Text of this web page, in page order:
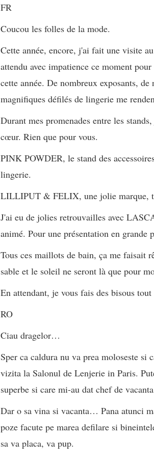
FR
Coucou les folles de la mode.
Cette année, encore, j'ai fait une visite
attendu avec impatience ce moment
cette année. De nombreux exposants,
magnifiques défilés de lingerie me
Durant mes promenades entre les
cœur. Rien que pour vous.
PINK POWDER, le stand des
lingerie.
LILLIPUT & FELIX, une jolie marque,
J'ai eu de jolies retrouvailles avec
animé. Pour une présentation en grande
Tous ces maillots de bain, ça me faisait
sable et le soleil ne seront là que pour
En attendant, je vous fais des bisous tout
RO
Ciau dragelor…
Sper ca caldura nu va prea moloseste
vizita la Salonul de Lenjerie in Paris.
superbe si care mi-au dat chef de
Dar o sa vina si vacanta… Pana atunci
poze facute pe marea defilare si
sa va placa, va pup.